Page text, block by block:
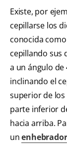
Existe, por
cepillarse los
conocida
cepillando sus
a un ángulo de
inclinando el
superior de los
parte inferior
hacia arriba.
unenhebrador